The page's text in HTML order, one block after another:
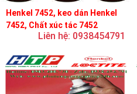
Henkel 7452, keo dán Henkel
7452, Chất xúc tác 7452
Liên hệ: 0938454791